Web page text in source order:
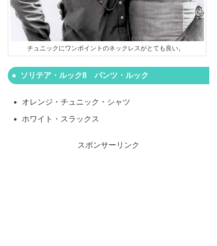
チュニックにワンポイントのネックレスがとても良い。
ソリテア・ルック8 パンツ・ルック
オレンジ・チュニック・シャツ
ホワイト・スラックス
スポンサーリンク